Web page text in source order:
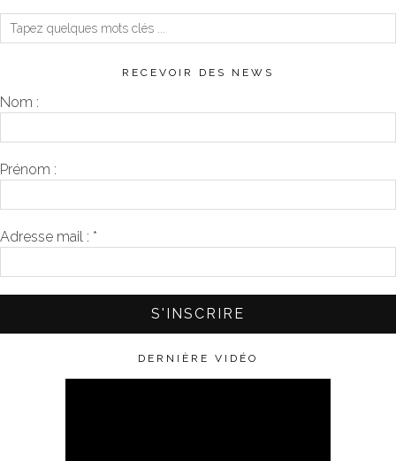
RECEVOIR DES NEWS
Nom :
Prénom :
Adresse mail : *
DERNIÈRE VIDÉO